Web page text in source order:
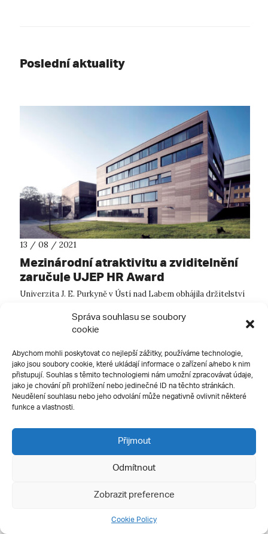
Správa souhlasu se soubory
cookie
Abychom mohli poskytovat co nejlepší zážitky, používáme technologie,
jako jsou soubory cookie, které ukládají informace o zařízení a/nebo k nim
přistupují. Souhlas s těmito technologiemi nám umožní zpracovávat údaje,
jako je chování při prohlížení nebo jedinečné ID na těchto stránkách.
Neudělení souhlasu nebo jeho odvolání může negativně ovlivnit některé
funkce a vlastnosti.
Přijmout
Odmítnout
Zobrazit preference
Cookie Policy
Poslední aktuality
13 / 08 / 2021
Mezinárodní atraktivitu a zviditelnění
zaručuje UJEP HR Award
Univerzita J. E. Purkyně v Ústí nad Labem obhájila držitelství
úrovni dokladuje dobrou práci s lidskými zdroji, ale také činí
UJEP atraktivní na poli světového výzkumu. UJEP obdržela